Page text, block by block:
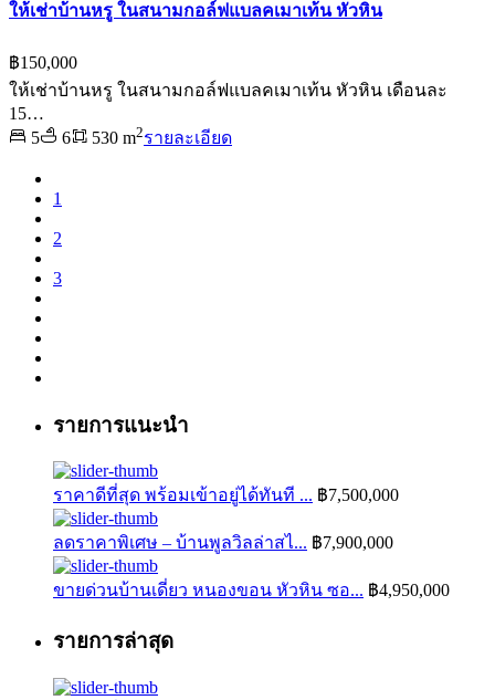
ให้เช่าบ้านหรู ในสนามกอล์ฟแบลคเมาเท้น หัวหิน
฿150,000
ให้เช่าบ้านหรู ในสนามกอล์ฟแบลคเมาเท้น หัวหิน เดือนละ
15…
5
6 530 m2รายละเอียด
1
2
3
รายการแนะนำ
ราคาดีที่สุด พร้อมเข้าอยู่ได้ทันที ... ฿7,500,000
ลดราคาพิเศษ – บ้านพูลวิลล่าสไ... ฿7,900,000
ขายด่วนบ้านเดี่ยว หนองขอน หัวหิน ซอ... ฿4,950,000
รายการล่าสุด